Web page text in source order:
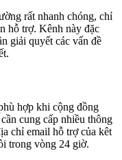
rất nhanh chóng, chỉ
hỗ trợ. Kênh này đặc
giải quyết các vấn đề
hợp khi cộng đồng
cung cấp nhiều thông
chỉ email hỗ trợ của kêt
trong vòng 24 giờ.